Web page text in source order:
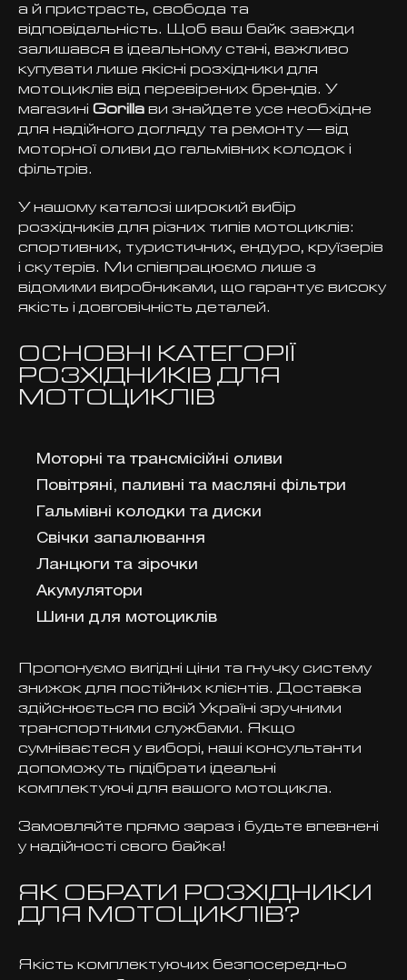
а й пристрасть, свобода та
відповідальність. Щоб ваш байк завжди
залишався в ідеальному стані, важливо
купувати лише якісні розхідники для
мотоциклів від перевірених брендів. У
магазині Gorilla ви знайдете усе необхідне
для надійного догляду та ремонту — від
моторної оливи до гальмівних колодок і
фільтрів.
У нашому каталозі широкий вибір
розхідників для різних типів мотоциклів:
спортивних, туристичних, ендуро, круїзерів
і скутерів. Ми співпрацюємо лише з
відомими виробниками, що гарантує високу
якість і довговічність деталей.
ОСНОВНІ КАТЕГОРІЇ
РОЗХІДНИКІВ ДЛЯ
МОТОЦИКЛІВ
Моторні та трансмісійні оливи
Повітряні, паливні та масляні фільтри
Гальмівні колодки та диски
Свічки запалювання
Ланцюги та зірочки
Акумулятори
Шини для мотоциклів
Пропонуємо вигідні ціни та гнучку систему
знижок для постійних клієнтів. Доставка
здійснюється по всій Україні зручними
транспортними службами. Якщо
сумніваєтеся у виборі, наші консультанти
допоможуть підібрати ідеальні
комплектуючі для вашого мотоцикла.
Замовляйте прямо зараз і будьте впевнені
у надійності свого байка!
ЯК ОБРАТИ РОЗХІДНИКИ
ДЛЯ МОТОЦИКЛІВ?
Якість комплектуючих безпосередньо